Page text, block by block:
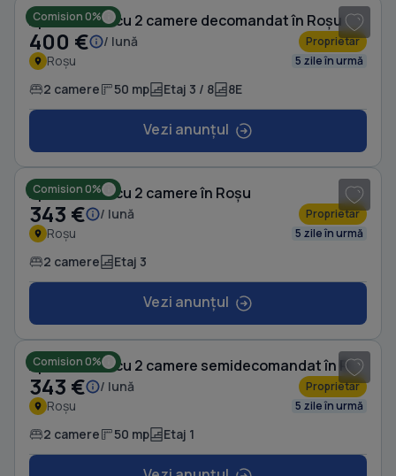
Comision 0%
Apartament cu 2 camere decomandat în Roșu
400 € / lună Proprietar
Roșu 5 zile în urmă
2 camere 50 mp Etaj 3 / 8 8E
Vezi anunțul
Comision 0%
Apartament cu 2 camere în Roșu
343 € / lună Proprietar
Roșu 5 zile în urmă
2 camere Etaj 3
Vezi anunțul
Comision 0% Apartament cu 2 camere semidecomandat în Roșu
343 € / lună Proprietar
Roșu 5 zile în urmă
2 camere 50 mp Etaj 1